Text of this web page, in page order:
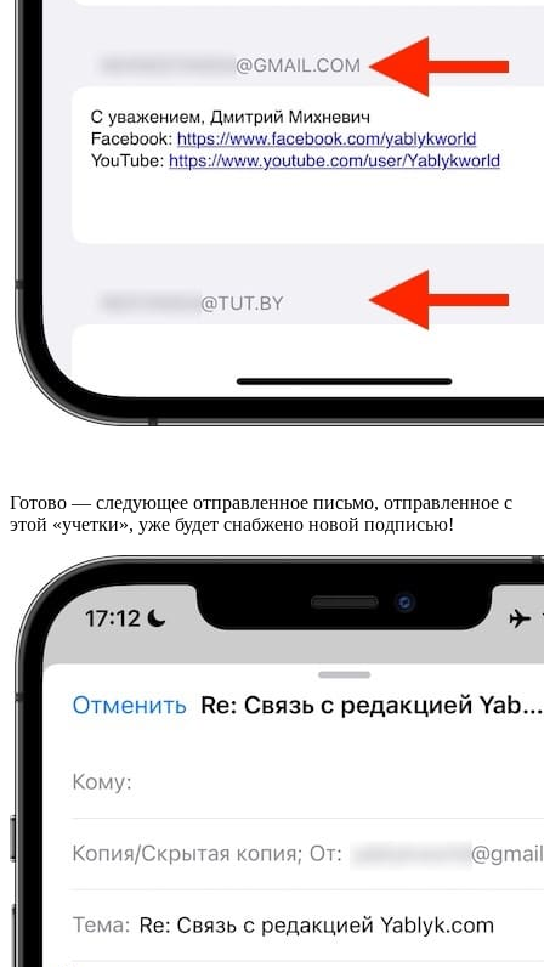
Готово — следующее отправленное письмо, отправленное с
этой «учетки», уже будет снабжено новой подписью!